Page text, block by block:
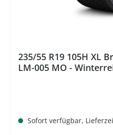
235/55 R19 105H XL
LM-005 MO -
Sofort verfügbar,